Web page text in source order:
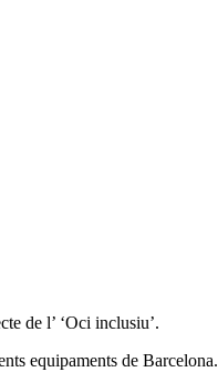
de l’ ‘Oci inclusiu’.
equipaments de Barcelona.